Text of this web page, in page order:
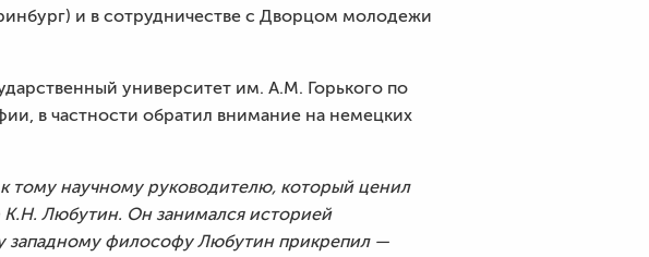
и в сотрудничестве с Дворцом молодежи
университет им. А.М. Горького по
в частности обратил внимание на немецких
тому научному руководителю, который ценил
Любутин. Он занимался историей
западному философу Любутин прикрепил —